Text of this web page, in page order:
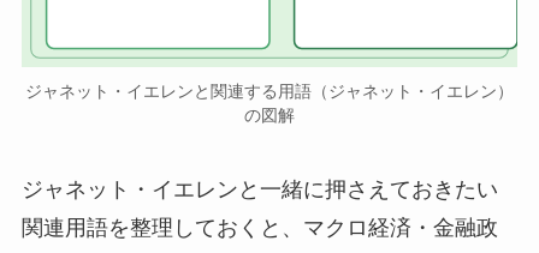
ジャネット・イエレンと関連する用語（ジャネット・イエレン）
の図解
ジャネット・イエレンと一緒に押さえておきたい
関連用語を整理しておくと、マクロ経済・金融政